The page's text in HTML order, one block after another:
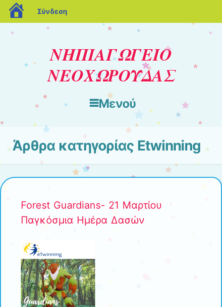
blogs.sch.gr
Σύνδεση
ΝΗΠΙΑΓΩΓΕΙΟ
ΝΕΟΧΩΡΟΥΔΑΣ
Μενού
Μετάβαση στο περιεχόμενο
Άρθρα κατηγορίας Etwinning
Forest Guardians- 21 Μαρτίου
Παγκόσμια Ημέρα Δασών